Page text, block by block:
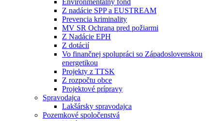
Environmentálny fond
Z nadácie SPP a EUSTREAM
Prevencia kriminality
MV SR Ochrana pred požiarmi
Z Nadácie EPH
Z dotácií
Vo finančnej spolupráci so Západoslovenskou
energetikou
Projekty z TTSK
Z rozpočtu obce
Projektové prípravy
Spravodajca
Lakšársky spravodajca
Pozemkové spoločenstvá